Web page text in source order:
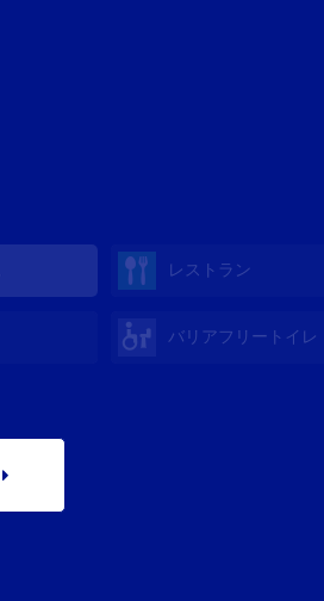
レストラン
バリアフリートイレ